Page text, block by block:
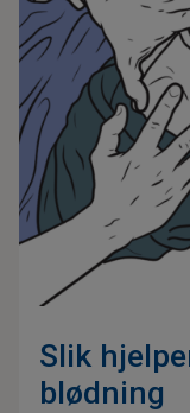
Slik
blødning